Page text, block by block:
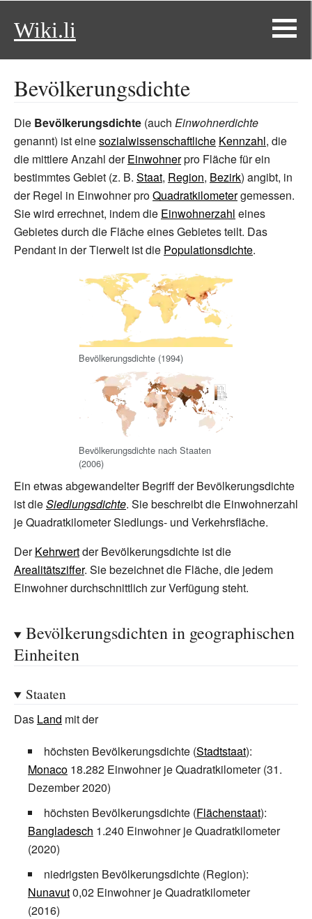
Wiki.li
Bevölkerungsdichte
Die Bevölkerungsdichte (auch Einwohnerdichte
genannt) ist einesozialwissenschaftliche Kennzahl, die
die mittlere Anzahl derEinwohnerpro Fläche für ein
bestimmtes Gebiet (z. B. Staat, Region, Bezirk) angibt, in
der Regel in Einwohner proQuadratkilometergemessen.
Sie wird errechnet, indem die Einwohnerzahl eines
Gebietes durch die Fläche eines Gebietes teilt. Das
Pendant in der Tierwelt ist die Populationsdichte.
Bevölkerungsdichte (1994)
Bevölkerungsdichte nach Staaten
(2006)
Ein etwas abgewandelter Begriff der Bevölkerungsdichte
ist dieSiedlungsdichte. Sie beschreibt die Einwohnerzahl
je Quadratkilometer Siedlungs- und Verkehrsfläche.
DerKehrwertder Bevölkerungsdichte ist die
Arealitätsziffer. Sie bezeichnet die Fläche, die jedem
Einwohner durchschnittlich zur Verfügung steht.
Bevölkerungsdichten in geographischen
Einheiten
Staaten
Das Land mit der
höchsten Bevölkerungsdichte (Stadtstaat):
Monaco 18.282 Einwohner je Quadratkilometer (31.
Dezember 2020)
höchsten Bevölkerungsdichte (Flächenstaat):
Bangladesch 1.240 Einwohner je Quadratkilometer
(2020)
niedrigsten Bevölkerungsdichte (Region):
Nunavut0,02 Einwohner je Quadratkilometer
(2016)